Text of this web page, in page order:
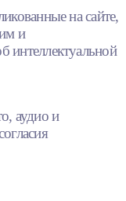
на сайте,
и
интеллектуальной
аудио и